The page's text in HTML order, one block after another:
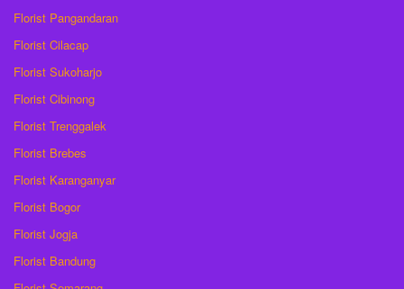
Florist Pangandaran
Florist Cilacap
Florist Sukoharjo
Florist Cibinong
Florist Trenggalek
Florist Brebes
Florist Karanganyar
Florist Bogor
Florist Jogja
Florist Bandung